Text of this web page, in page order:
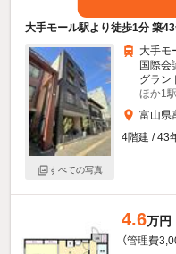
大手モール駅より徒歩1分 築
すべての写真
大手モ
国際会
グラン
ほか1
富山県
4階建 / 43
4.6万円
（管理費